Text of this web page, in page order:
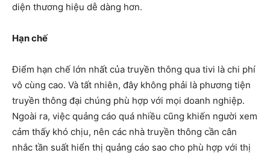
diện thương hiệu dễ dàng hơn.
Hạn chế
Điểm hạn chế lớn nhất của truyền thông qua tivi là chi phí
vô cùng cao. Và tất nhiên, đây không phải là phương tiện
truyền thông đại chúng phù hợp với mọi doanh nghiệp.
Ngoài ra, việc quảng cáo quá nhiều cũng khiến người xem
cảm thấy khó chịu, nên các nhà truyền thông cần cân
nhắc tần suất hiển thị quảng cáo sao cho phù hợp với thị